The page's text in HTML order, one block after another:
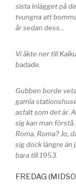
sista inlägget på
tvungna att
år sedan dess…
Vi åkte ner till
badade.
Gubben borde
gamla
asfalt som det är.
sig kan man
Roma. Roma? Jo,
sig dock längre än
bara till 1953.
FREDAG